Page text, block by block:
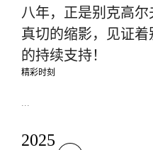
八年，正是别克高
真切的缩影，见证
的持续支持！
精彩时刻
2025